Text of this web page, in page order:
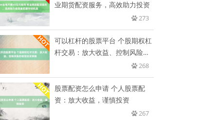
业期货配资服务，高效助力投资
273
可以杠杆的股票平台 个股期权杠
杆交易：放大收益、控制风险的
268
股票配资怎么申请 个人股票配
资：放大收益，谨慎投资
267